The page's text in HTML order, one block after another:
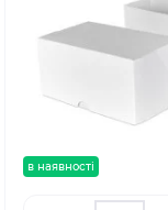
в наявності